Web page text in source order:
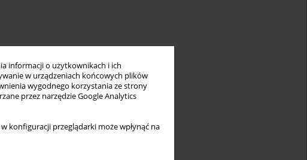
informacji o użytkownikach i ich
w urządzeniach końcowych plików
wygodnego korzystania ze strony
przez narzędzie Google Analytics
konfiguracji przeglądarki może wpłynąć na